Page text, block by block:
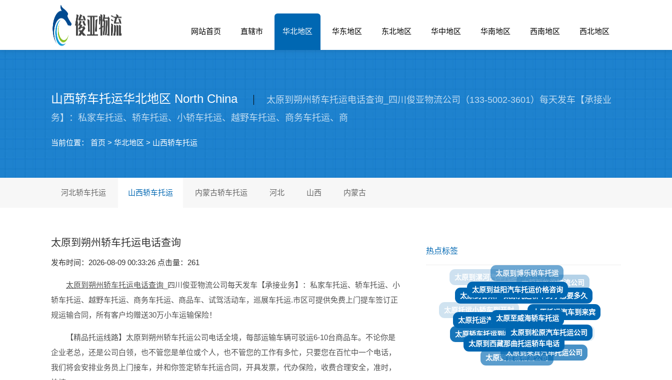
网站首页 直辖市 华北地区 华东地区 东北地区 华中地区 华南地区 西南地区 西北地区
山西轿车托运华北地区 North China
太原到朔州轿车托运电话查询_四川俊亚物流公司（133-5002-3601）每天发车【承接业
务】：私家车托运、轿车托运、小轿车托运、越野车托运、商务车托运、商
当前位置： 首页 > 华北地区 > 山西轿车托运
河北轿车托运 山西轿车托运 内蒙古轿车托运 河北 山西 内蒙古
太原到朔州轿车托运电话查询
发布时间：2026-08-09 00:33:26 点击量： 261
太原到朔州轿车托运电话查询 _四川俊亚物流公司每天发车【承接业务】：私家车托运、轿车托运、小
轿车托运、越野车托运、商务车托运、商品车、试驾活动车，巡展车托运.市区可提供免费上门提车签订正
规运输合同，所有客户均赠送30万小车运输保险！
【精品托运线路】太原到朔州轿车托运公司电话全境，每部运输车辆可驳运6-10台商品车。不论你是
企业老总，还是公司白领，也不管您是单位或个人，也不管您的工作有多忙，只要您在百忙中一个电话，
我们将会安排业务员上门接车，并和你签定轿车托运合同，开具发票，代办保险，收费合理安全，准时，
热点标签
太原托运小轿车到开封
太原到甘肃汽车托运
太原到益阳汽车托运价格咨询
太原托运轿车到孝感要多久
太原托运汽车到来宾
太原到上饶物流
太原到七台河物流专线
太原托运一台轿车到丽水多少钱
太原到亳州拖运轿车公司
太原轿车托运到梧州
太原托运汽车到恩施多少钱
太原至威海轿车托运
太原到松原汽车托运公司
太原到来宾汽车托运公司
太原到晋城物流公司
太原到西藏那曲托运轿车电话